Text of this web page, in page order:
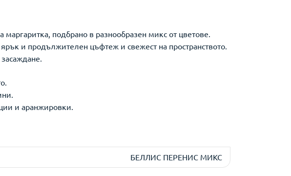
подбрано в разнообразен микс от цветове.
и продължителен цъфтеж и свежест на пространството.
и аранжировки.
БЕЛЛИС ПЕРЕНИС МИКС